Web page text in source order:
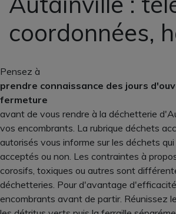
coordonnées,
Pensez à
prendre connaissance des jours
fermeture
avant de vous rendre à la déchetterie
vos encombrants. La rubrique déchets
autorisés vous informe sur les déchets
acceptés ou non. Les contraintes à
corosifs, toxiques ou autres sont
déchetteries. Pour d'avantage
encombrants avant de partir. Réunissez